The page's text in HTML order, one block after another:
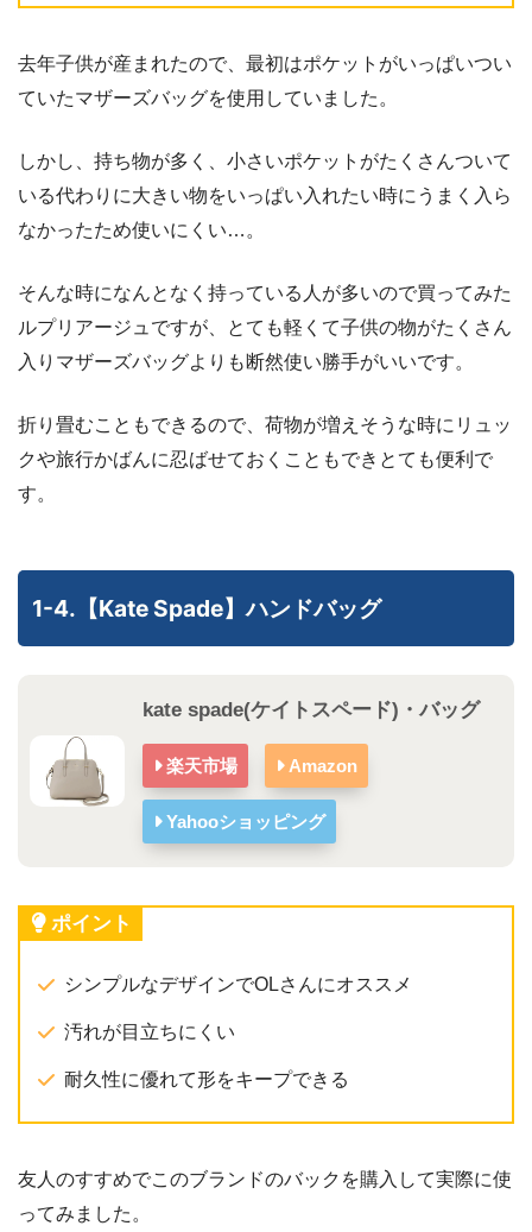
去年子供が産まれたので、最初はポケットがいっぱいつい
ていたマザーズバッグを使用していました。
しかし、持ち物が多く、小さいポケットがたくさんついて
いる代わりに大きい物をいっぱい入れたい時にうまく入ら
なかったため使いにくい…。
そんな時になんとなく持っている人が多いので買ってみた
ルプリアージュですが、とても軽くて子供の物がたくさん
入りマザーズバッグよりも断然使い勝手がいいです。
折り畳むこともできるので、荷物が増えそうな時にリュッ
クや旅行かばんに忍ばせておくこともできとても便利で
す。
1-4.【Kate Spade】ハンドバッグ
kate spade(ケイトスペード)・バッグ
楽天市場 Amazon
Yahooショッピング
ポイント
シンプルなデザインでOLさんにオススメ
汚れが目立ちにくい
耐久性に優れて形をキープできる
友人のすすめでこのブランドのバックを購入して実際に使
ってみました。